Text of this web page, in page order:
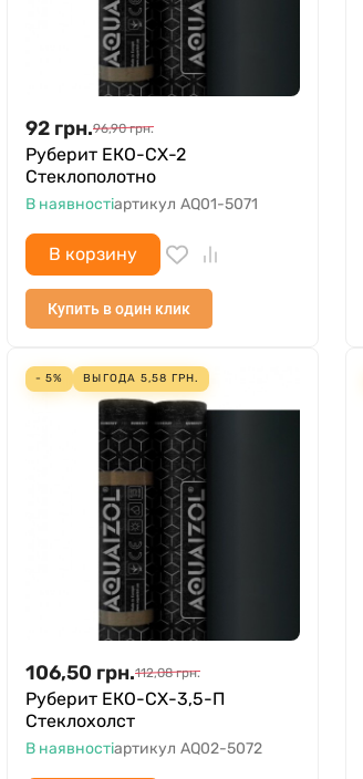
92 грн.96,90 грн.
Руберит ЕКО-СХ-2
Стеклополотно
В наявностіартикул AQ01-5071
В корзину
Купить в один клик
- 5% ВЫГОДА 5,58 ГРН.
106,50 грн.112,08 грн.
Руберит ЕКО-СХ-3,5-П
Стеклохолст
В наявностіартикул AQ02-5072